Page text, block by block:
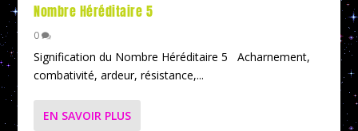
Nombre Héréditaire 5
0
Signification du Nombre Héréditaire 5 Acharnement,
combativité, ardeur, résistance,...
EN SAVOIR PLUS